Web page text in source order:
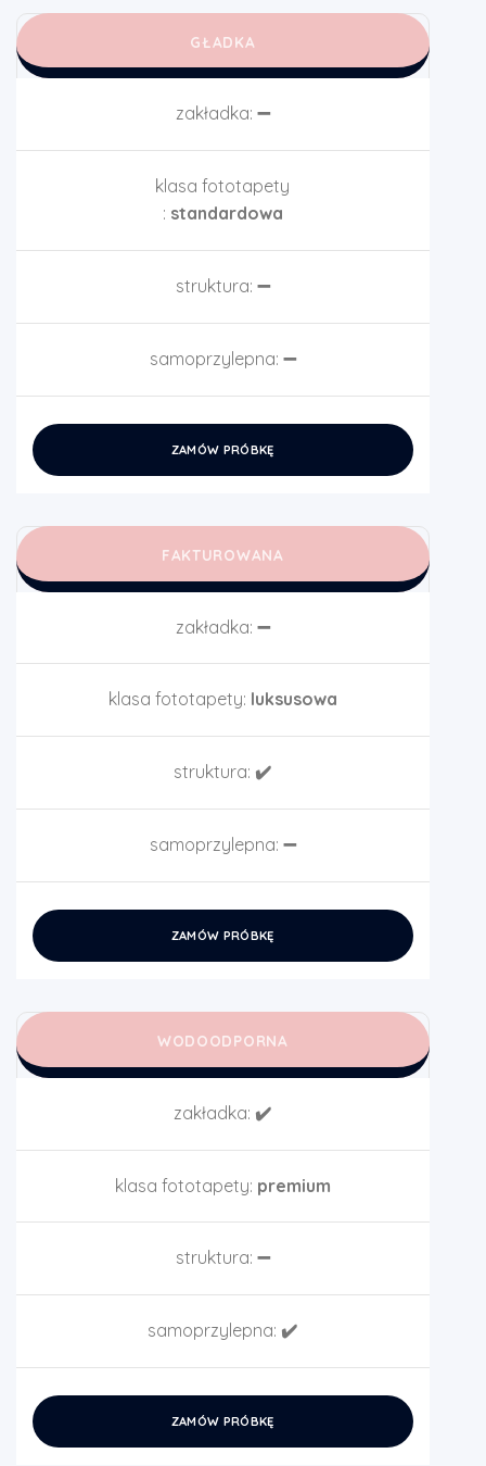
GŁADKA
zakładka: ➖
klasa fototapety
: standardowa
struktura: ➖
samoprzylepna: ➖
ZAMÓW PRÓBKĘ
FAKTUROWANA
zakładka: ➖
klasa fototapety: luksusowa
struktura: ✔️
samoprzylepna: ➖
ZAMÓW PRÓBKĘ
WODOODPORNA
zakładka: ✔️
klasa fototapety: premium
struktura: ➖
samoprzylepna: ✔️
ZAMÓW PRÓBKĘ